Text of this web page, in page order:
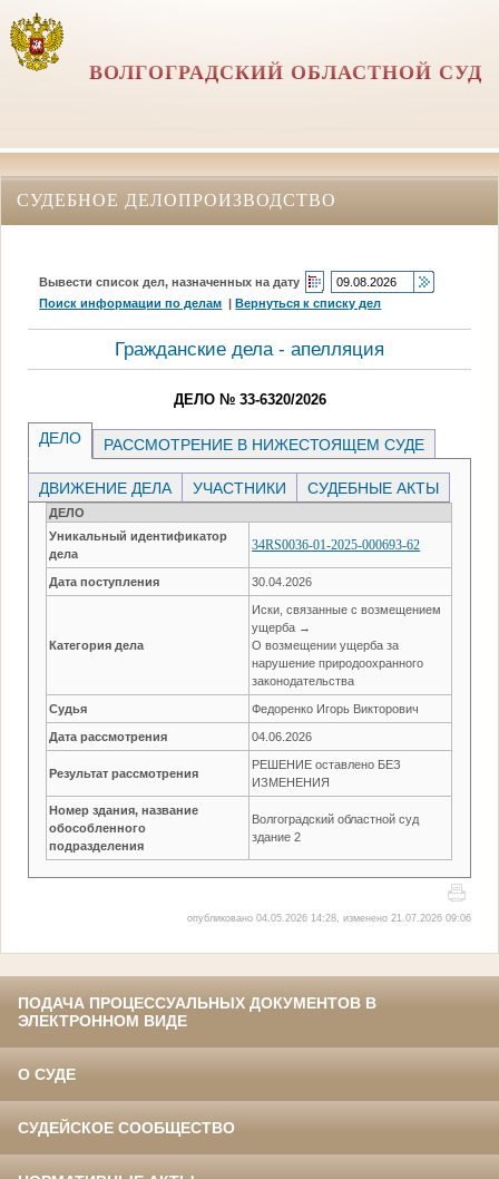
ВОЛГОГРАДСКИЙ ОБЛАСТНОЙ СУД
СУДЕБНОЕ ДЕЛОПРОИЗВОДСТВО
Вывести список дел, назначенных на дату
Поиск информации по делам |Вернуться к списку дел
Гражданские дела - апелляция
ДЕЛО № 33-6320/2026
ДЕЛО РАССМОТРЕНИЕ В НИЖЕСТОЯЩЕМ СУДЕ
ДВИЖЕНИЕ ДЕЛА УЧАСТНИКИ СУДЕБНЫЕ АКТЫ
ДЕЛО
Уникальный идентификатор
дела
34RS0036-01-2025-000693-62
Дата поступления 30.04.2026
Категория дела
Иски, связанные с возмещением
ущерба →
О возмещении ущерба за
нарушение природоохранного
законодательства
Судья Федоренко Игорь Викторович
Дата рассмотрения 04.06.2026
Результат рассмотрения
РЕШЕНИЕ оставлено БЕЗ
ИЗМЕНЕНИЯ
Номер здания, название
обособленного
подразделения
Волгоградский областной суд
здание 2
опубликовано 04.05.2026 14:28, изменено 21.07.2026 09:06
ПОДАЧА ПРОЦЕССУАЛЬНЫХ ДОКУМЕНТОВ В
ЭЛЕКТРОННОМ ВИДЕ
О СУДЕ
СУДЕЙСКОЕ СООБЩЕСТВО